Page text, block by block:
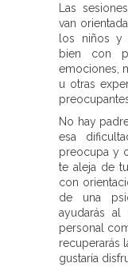
Las
van
los niños y
bien con
emociones,
u otras
No hay
esa
preocupa y
te aleja de
con
de una
ayudarás
personal
recuperarás
gustaría